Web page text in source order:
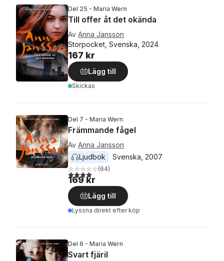
Del 25 - Maria Wern
Till offer åt det okända
Av Anna Jansson
Storpocket, Svenska, 2024
167 kr
Lägg till
Skickas
Del 7 - Maria Wern
Främmande fågel
Av Anna Jansson
Ljudbok
Svenska 2007
4,1utav 5 stjärnor. Totalt antal röster:
(64)
169 kr
Lägg till
Lyssna direkt efter köp
Del 6 - Maria Wern
Svart fjäril